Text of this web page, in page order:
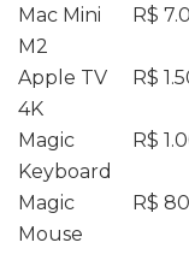
Mac Mini
M2
R$
Apple TV
4K
R$
Magic
Keyboard
R$
Magic
Mouse
R$